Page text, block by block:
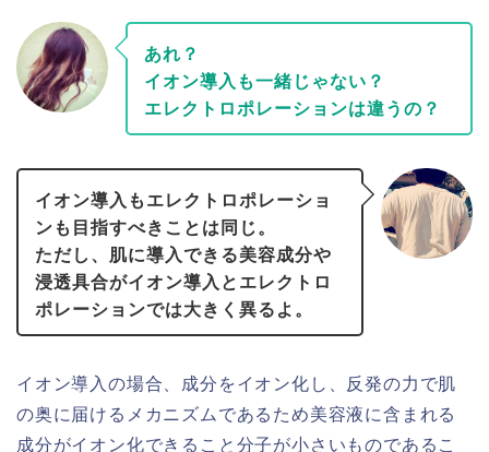
あれ？
イオン導入も一緒じゃない？
エレクトロポレーションは違うの？
イオン導入もエレクトロポレーショ
ンも目指すべきことは同じ。
ただし、肌に導入できる美容成分や
浸透具合がイオン導入とエレクトロ
ポレーションでは大きく異るよ。
イオン導入の場合、成分をイオン化し、反発の力で肌
の奥に届けるメカニズムであるため美容液に含まれる
成分がイオン化できること分子が小さいものであるこ